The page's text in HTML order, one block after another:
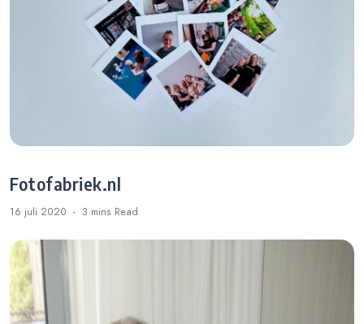
Fotofabriek.nl
16 juli 2020 3 mins Read